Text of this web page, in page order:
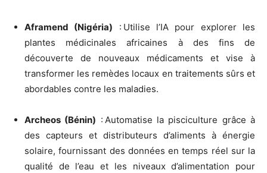
Aframend (Nigéria) : Utilise l’IA pour explorer les
plantes médicinales africaines à des fins de
découverte de nouveaux médicaments et vise à
transformer les remèdes locaux en traitements sûrs et
abordables contre les maladies.
Archeos (Bénin) : Automatise la pisciculture grâce à
des capteurs et distributeurs d’aliments à énergie
solaire, fournissant des données en temps réel sur la
qualité de l’eau et les niveaux d’alimentation pour